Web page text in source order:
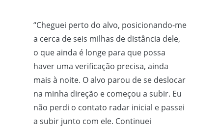
“Cheguei perto do alvo, posicionando-me
a cerca de seis milhas de distância dele,
o que ainda é longe para que possa
haver uma verificação precisa, ainda
mais à noite. O alvo parou de se deslocar
na minha direção e começou a subir. Eu
não perdi o contato radar inicial e passei
a subir junto com ele. Continuei